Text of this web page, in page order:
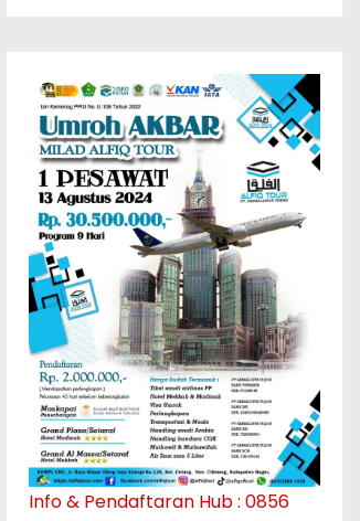
Info & Pendaftaran Hub : 0856